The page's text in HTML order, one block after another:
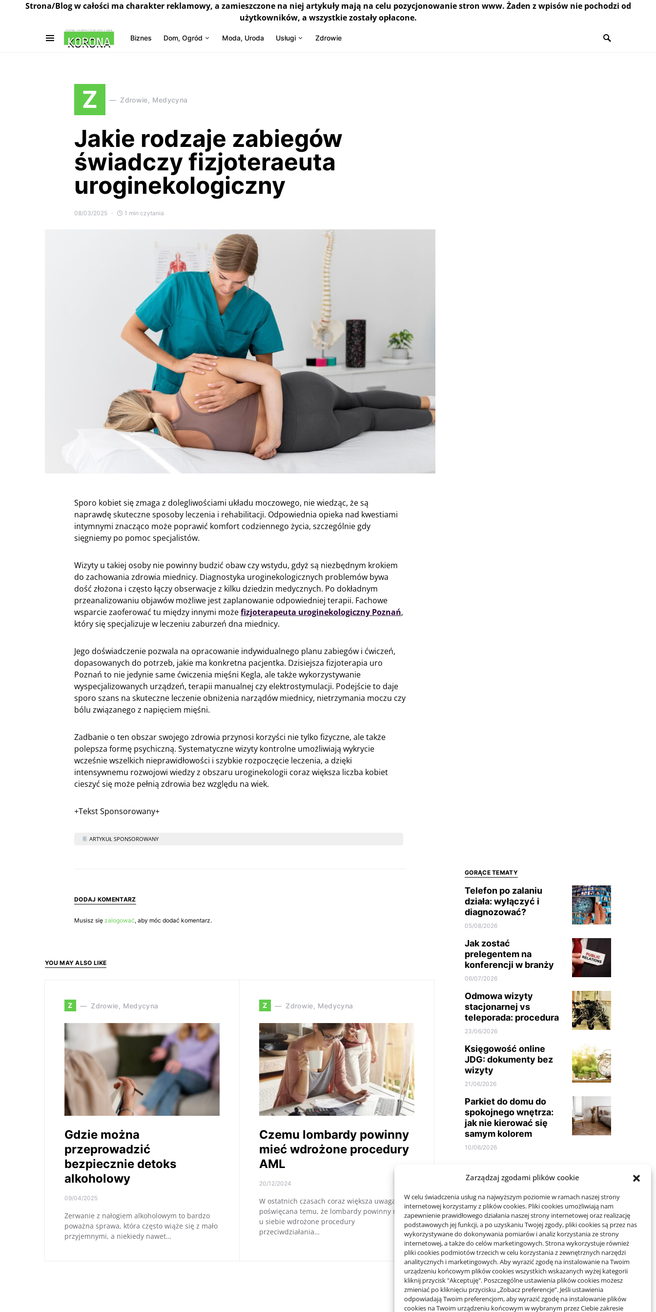
Zarządzaj zgodami plików cookie
W celu świadczenia usług na najwyższym poziomie w ramach naszej strony
internetowej korzystamy z plików cookies. Pliki cookies umożliwiają nam
zapewnienie prawidłowego działania naszej strony internetowej oraz realizację
podstawowych jej funkcji, a po uzyskaniu Twojej zgody, pliki cookies są przez nas
wykorzystywane do dokonywania pomiarów i analiz korzystania ze strony
internetowej, a także do celów marketingowych. Strona wykorzystuje również
pliki cookies podmiotów trzecich w celu korzystania z zewnętrznych narzędzi
analitycznych i marketingowych. Aby wyrazić zgodę na instalowanie na Twoim
urządzeniu końcowym plików cookies wszystkich wskazanych wyżej kategorii
kliknij przycisk "Akceptuję". Poszczególne ustawienia plików cookies możesz
zmieniać po kliknięciu przycisku „Zobacz preferencje”. Jeśli ustawienia
odpowiadają Twoim preferencjom, aby wyrazić zgodę na instalowanie plików
cookies na Twoim urządzeniu końcowym w wybranym przez Ciebie zakresie
Strona/Blog w całości ma charakter reklamowy, a zamieszczone na niej artykuły mają na celu pozycjonowanie stron www. Żaden z wpisów nie pochodzi od
użytkowników, a wszystkie zostały opłacone.
Biznes Dom, Ogród Moda, Uroda Usługi Zdrowie
Z Zdrowie, Medycyna
Jakie rodzaje zabiegów
świadczy fizjoteraeuta
uroginekologiczny
08/03/2025 1 min czytania
Sporo kobiet się zmaga z dolegliwościami układu moczowego, nie wiedząc, że są
naprawdę skuteczne sposoby leczenia i rehabilitacji. Odpowiednia opieka nad kwestiami
intymnymi znacząco może poprawić komfort codziennego życia, szczególnie gdy
sięgniemy po pomoc specjalistów.
Wizyty u takiej osoby nie powinny budzić obaw czy wstydu, gdyż są niezbędnym krokiem
do zachowania zdrowia miednicy. Diagnostyka uroginekologicznych problemów bywa
dość złożona i często łączy obserwacje z kilku dziedzin medycznych. Po dokładnym
przeanalizowaniu objawów możliwe jest zaplanowanie odpowiedniej terapii. Fachowe
wsparcie zaoferować tu między innymi możefizjoterapeuta uroginekologiczny Poznań,
który się specjalizuje w leczeniu zaburzeń dna miednicy.
Jego doświadczenie pozwala na opracowanie indywidualnego planu zabiegów i ćwiczeń,
dopasowanych do potrzeb, jakie ma konkretna pacjentka. Dzisiejsza fizjoterapia uro
Poznań to nie jedynie same ćwiczenia mięśni Kegla, ale także wykorzystywanie
wyspecjalizowanych urządzeń, terapii manualnej czy elektrostymulacji. Podejście to daje
sporo szans na skuteczne leczenie obniżenia narządów miednicy, nietrzymania moczu czy
bólu związanego z napięciem mięśni.
Zadbanie o ten obszar swojego zdrowia przynosi korzyści nie tylko fizyczne, ale także
polepsza formę psychiczną. Systematyczne wizyty kontrolne umożliwiają wykrycie
wcześnie wszelkich nieprawidłowości i szybkie rozpoczęcie leczenia, a dzięki
intensywnemu rozwojowi wiedzy z obszaru uroginekologii coraz większa liczba kobiet
cieszyć się może pełnią zdrowia bez względu na wiek.
+Tekst Sponsorowany+
ARTYKUŁ SPONSOROWANY
DODAJ KOMENTARZ
Musisz się zalogować, aby móc dodać komentarz.
YOU MAY ALSO LIKE
Z Zdrowie, Medycyna
Gdzie można
przeprowadzić
bezpiecznie detoks
alkoholowy
09/04/2025
Zerwanie z nałogiem alkoholowym to bardzo
poważna sprawa, która często wiąże się z mało
przyjemnymi, a niekiedy nawet…
Z Zdrowie, Medycyna
Czemu lombardy powinny
mieć wdrożone procedury
AML
20/12/2024
W ostatnich czasach coraz większa uwaga jest
poświęcana temu, że lombardy powinny mieć
u siebie wdrożone procedury
przeciwdziałania…
GORĄCE TEMATY
Telefon po zalaniu
działa: wyłączyć i
diagnozować?
05/08/2026
Jak zostać
prelegentem na
konferencji w branży
06/07/2026
Odmowa wizyty
stacjonarnej vs
teleporada: procedura
23/06/2026
Księgowość online
JDG: dokumenty bez
wizyty
21/06/2026
Parkiet do domu do
spokojnego wnętrza:
jak nie kierować się
samym kolorem
10/06/2026
Projekty domów Rzeszów
wizytówki nap